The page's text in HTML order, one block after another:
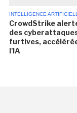
INTELLIGENCE
CrowdStrike
des
furtives,
l'IA